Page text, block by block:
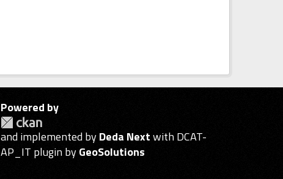
Powered by
and implemented byDeda Nextwith DCAT-
AP_IT plugin byGeoSolutions